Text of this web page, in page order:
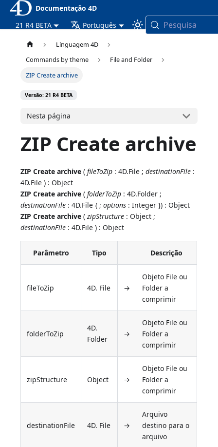
Documentação 4D
21 R4 BETA
Português Pesquisa
Línguagem 4D
Commands by theme
File and Folder
ZIP Create archive
Versão: 21 R4 BETA
Nesta página
ZIP Create archive
ZIP Create archive (fileToZip : 4D.File ;destinationFile :
4D.File ) : Object
ZIP Create archive (folderToZip : 4D.Folder ;
destinationFile : 4D.File { ;options : Integer }) : Object
ZIP Create archive (zipStructure : Object ;
destinationFile : 4D.File ) : Object
Parâmetro Tipo Descrição
fileToZip 4D. File →
Objeto File ou
Folder a
comprimir
folderToZip
4D.
Folder
→
Objeto File ou
Folder a
comprimir
zipStructure Object →
Objeto File ou
Folder a
comprimir
destinationFile 4D. File →
Arquivo
destino para o
arquivo